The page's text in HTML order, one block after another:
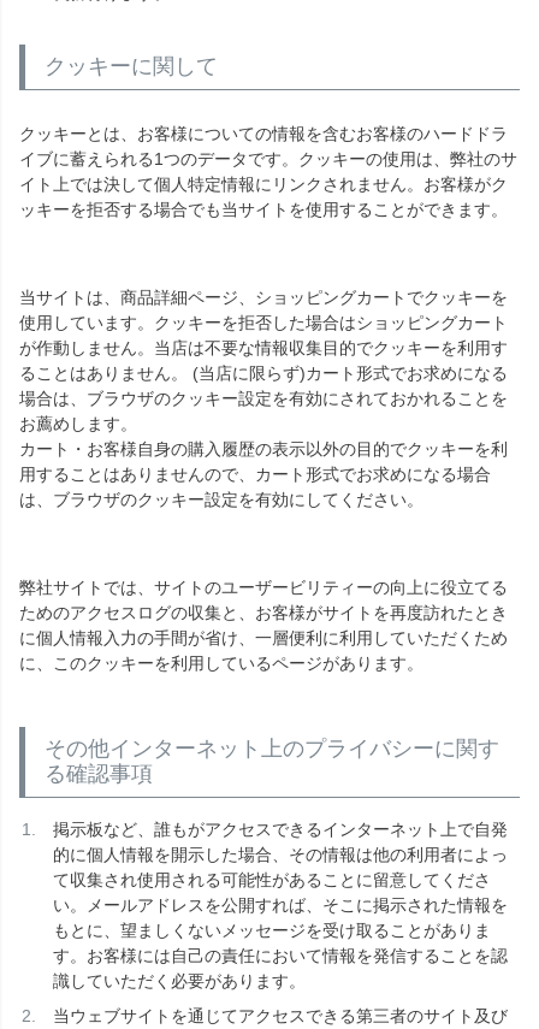
クッキーに関して
クッキーとは、お客様についての情報を含むお客様のハードドラ
イブに蓄えられる1つのデータです。クッキーの使用は、弊社のサ
イト上では決して個人特定情報にリンクされません。お客様がク
ッキーを拒否する場合でも当サイトを使用することができます。
当サイトは、商品詳細ページ、ショッピングカートでクッキーを
使用しています。クッキーを拒否した場合はショッピングカート
が作動しません。当店は不要な情報収集目的でクッキーを利用す
ることはありません。 (当店に限らず)カート形式でお求めになる
場合は、ブラウザのクッキー設定を有効にされておかれることを
お薦めします。
カート・お客様自身の購入履歴の表示以外の目的でクッキーを利
用することはありませんので、カート形式でお求めになる場合
は、ブラウザのクッキー設定を有効にしてください。
弊社サイトでは、サイトのユーザービリティーの向上に役立てる
ためのアクセスログの収集と、お客様がサイトを再度訪れたとき
に個人情報入力の手間が省け、一層便利に利用していただくため
に、このクッキーを利用しているページがあります。
その他インターネット上のプライバシーに関す
る確認事項
掲示板など、誰もがアクセスできるインターネット上で自発
的に個人情報を開示した場合、その情報は他の利用者によっ
て収集され使用される可能性があることに留意してくださ
い。メールアドレスを公開すれば、そこに掲示された情報を
もとに、望ましくないメッセージを受け取ることがありま
す。お客様には自己の責任において情報を発信することを認
識していただく必要があります。
当ウェブサイトを通じてアクセスできる第三者のサイト及び